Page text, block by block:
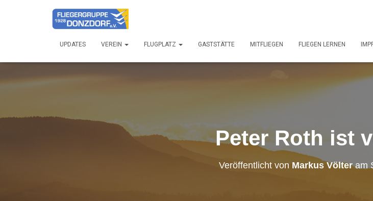
UPDATES VEREIN FLUGPLATZ GASTSTÄTTE MITFLIEGEN FLIEGEN LERNEN
Peter Roth ist
Veröffentlicht von Markus Völteram